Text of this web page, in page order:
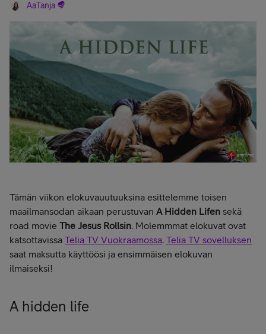
AaTanja
Tämän viikon elokuvauutuuksina esittelemme toisen
maailmansodan aikaan perustuvan A Hidden Lifen sekä
road movie The Jesus Rollsin. Molemmmat elokuvat ovat
katsottavissa Telia TV Vuokraamossa. Telia TV sovelluksen
saat maksutta käyttöösi ja ensimmäisen elokuvan
ilmaiseksi!
A hidden life